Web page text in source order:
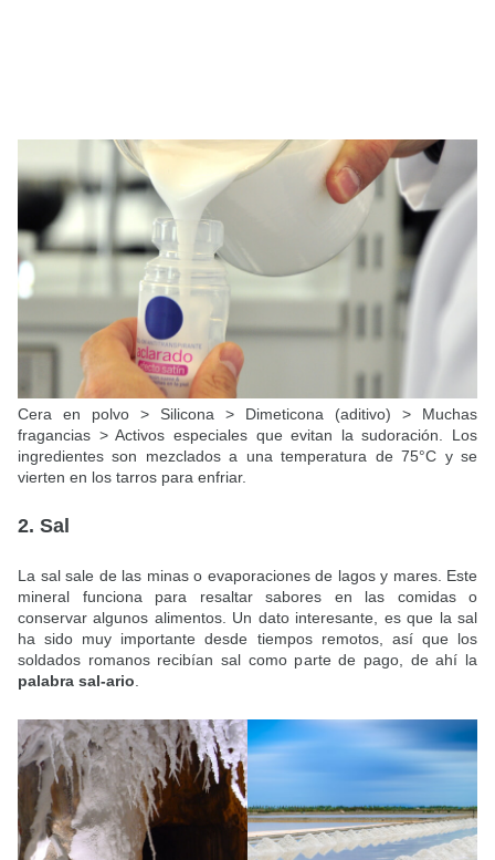
Cera en polvo > Silicona > Dimeticona (aditivo) > Muchas
fragancias > Activos especiales que evitan la sudoración. Los
ingredientes son mezclados a una temperatura de 75°C y se
vierten en los tarros para enfriar.
2. Sal
La sal sale de las minas o evaporaciones de lagos y mares. Este
mineral funciona para resaltar sabores en las comidas o
conservar algunos alimentos. Un dato interesante, es que la sal
ha sido muy importante desde tiempos remotos, así que los
soldados romanos recibían sal como parte de pago, de ahí la
palabra sal-ario